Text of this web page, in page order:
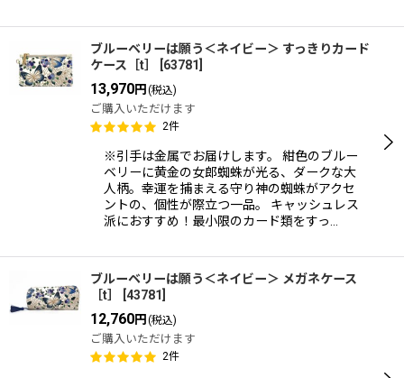
ブルーベリーは願う＜ネイビー＞ すっきりカード
ケース［t］
63781
13,970円 (税込)
ご購入いただけます
2件
※引手は金属でお届けします。 紺色のブルー
ベリーに黄金の女郎蜘蛛が光る、ダークな大
人柄。幸運を捕まえる守り神の蜘蛛がアクセ
ントの、個性が際立つ一品。 キャッシュレス
派におすすめ！最小限のカード類をすっ…
ブルーベリーは願う＜ネイビー＞ メガネケース
［t］
43781
12,760円 (税込)
ご購入いただけます
2件